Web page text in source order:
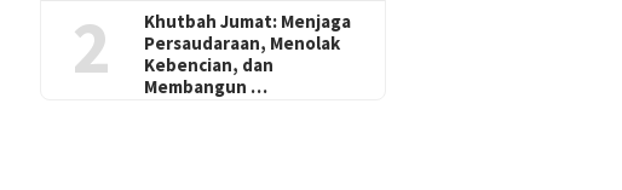
2
Khutbah Jumat: Menjaga
Persaudaraan, Menolak
Kebencian, dan
Membangun …